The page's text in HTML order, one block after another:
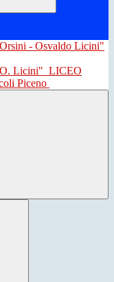
Licini" LICEO
Piceno